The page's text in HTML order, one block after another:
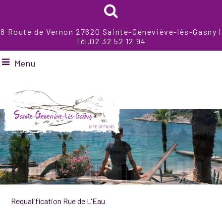
8 Route de Vernon 27620 Sainte-Geneviève-lès-Gasny |
Tél.02 32 52 12 94
Menu
Requalification Rue de L'Eau